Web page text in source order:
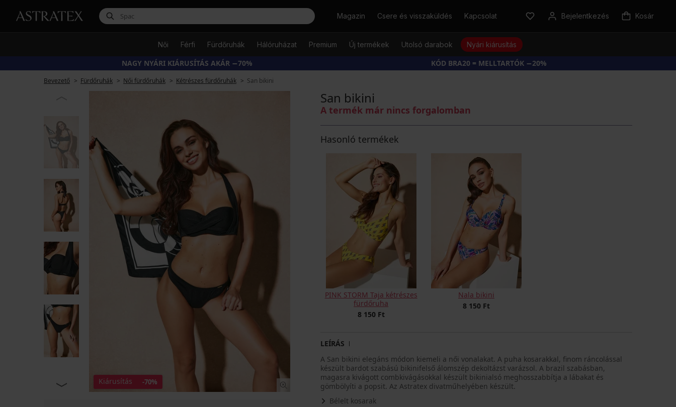
KeresésMagazin Csere és visszaküldés Kapcsolat Bejelentkezés Kosár
Női Férfi Fürdőruhák Hálóruházat Premium Új termékek Utolsó darabok Nyári kiárusítás
NAGY NYÁRI KIÁRUSÍTÁS AKÁR −70% KÓD BRA20 = MELLTARTÓK −20%
Bevezető Fürdőruhák Női fürdőruhák Kétrészes fürdőruhák San bikini
Kiárusítás -70%
San bikini
A termék már nincs forgalomban
Hasonló termékek
PINK STORM Taja kétrészes
fürdőruha
8 150 Ft
Nala bikini
8 150 Ft
LEÍRÁS
A San bikini elegáns módon kiemeli a női vonalakat. A puha kosarakkal, finom ráncolással
készült bardot szabású bikinifelső álomszép dekoltázst varázsol. A brazil szabásban,
magasra kivágott combkivágásokkal készült bikinialsó meghosszabbítja a lábakat és
gömbölyíti a popsit. Az Astratex divatműhelyében készült.
Bélelt kosarak